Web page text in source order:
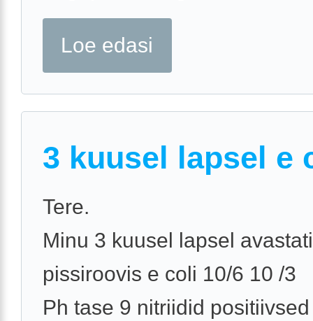
Loe edasi
3 kuusel lapsel e
Tere.
Minu 3 kuusel lapsel avastati
pissiroovis e coli 10/6 10 /3
Ph tase 9 nitriidid positiivsed